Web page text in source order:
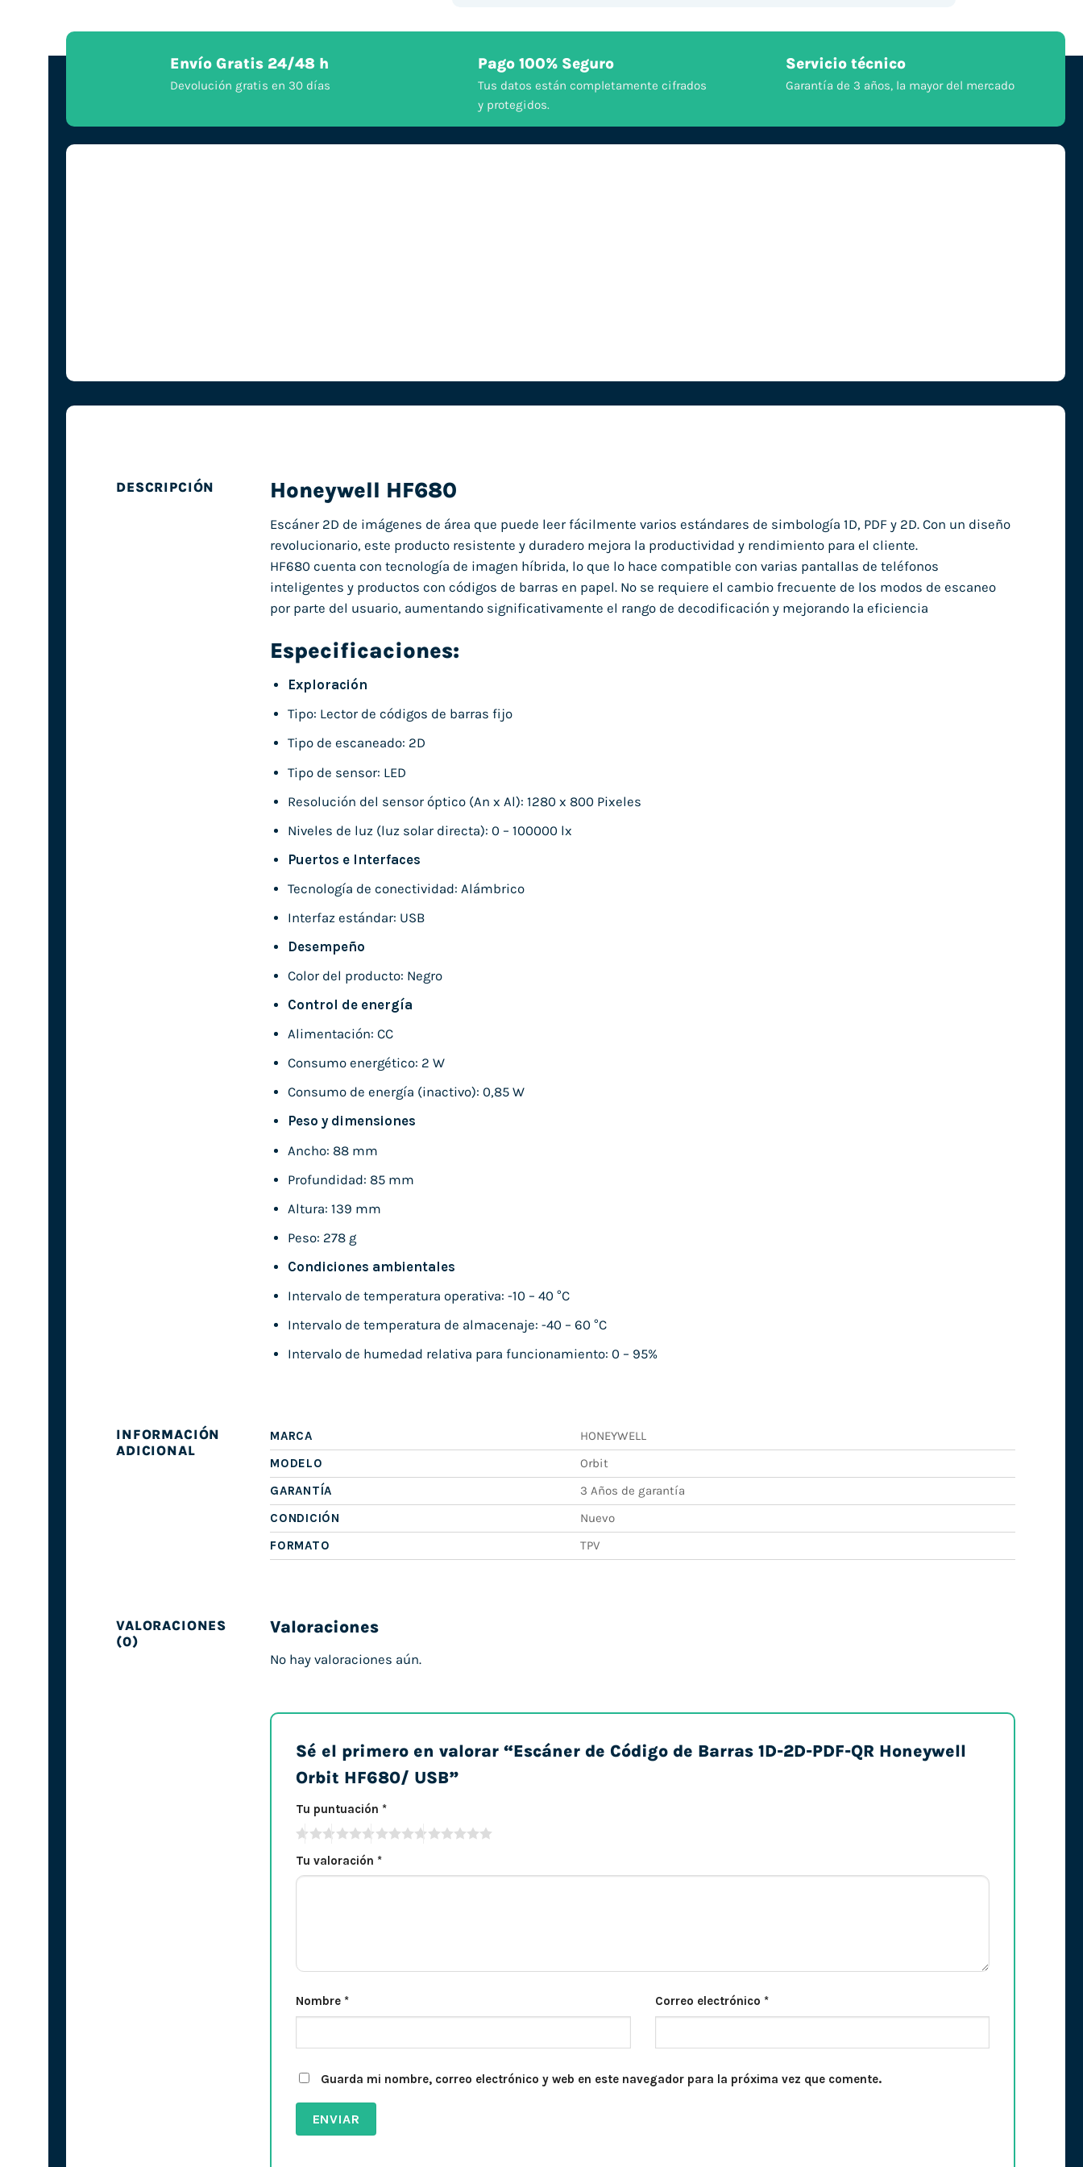
Envío Gratis 24/48 h
Devolución gratis en 30 días
Pago 100% Seguro
Tus datos están completamente cifrados
y protegidos.
Servicio técnico
Garantía de 3 años, la mayor del mercado
DESCRIPCIÓN Honeywell HF680
Escáner 2D de imágenes de área que puede leer fácilmente varios estándares de simbología 1D, PDF y 2D. Con un diseño
revolucionario, este producto resistente y duradero mejora la productividad y rendimiento para el cliente.
HF680 cuenta con tecnología de imagen híbrida, lo que lo hace compatible con varias pantallas de teléfonos
inteligentes y productos con códigos de barras en papel. No se requiere el cambio frecuente de los modos de escaneo
por parte del usuario, aumentando significativamente el rango de decodificación y mejorando la eficiencia
Especificaciones:
Exploración
Tipo: Lector de códigos de barras fijo
Tipo de escaneado: 2D
Tipo de sensor: LED
Resolución del sensor óptico (An x Al): 1280 x 800 Pixeles
Niveles de luz (luz solar directa): 0 – 100000 lx
Puertos e Interfaces
Tecnología de conectividad: Alámbrico
Interfaz estándar: USB
Desempeño
Color del producto: Negro
Control de energía
Alimentación: CC
Consumo energético: 2 W
Consumo de energía (inactivo): 0,85 W
Peso y dimensiones
Ancho: 88 mm
Profundidad: 85 mm
Altura: 139 mm
Peso: 278 g
Condiciones ambientales
Intervalo de temperatura operativa: -10 – 40 °C
Intervalo de temperatura de almacenaje: -40 – 60 °C
Intervalo de humedad relativa para funcionamiento: 0 – 95%
INFORMACIÓN
ADICIONAL
MARCA
HONEYWELL
MODELO
Orbit
GARANTÍA
3 Años de garantía
CONDICIÓN
Nuevo
FORMATO
TPV
VALORACIONES
(0)
Valoraciones
No hay valoraciones aún.
Sé el primero en valorar “Escáner de Código de Barras 1D-2D-PDF-QR Honeywell
Orbit HF680/ USB”
Tu puntuación *
Tu valoración *
Nombre * Correo electrónico *
Guarda mi nombre, correo electrónico y web en este navegador para la próxima vez que comente.